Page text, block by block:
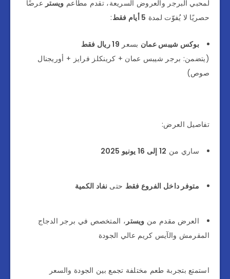
لمحبي البرجر والعروض السريعة، تقدم مطاعم ويستر عرضًا
حصريًا لا يُفوّت لمدة 5 أيام فقط :
بوكس شيبس عمان بسعر 19 ريال فقط
(يتضمن: برجر شيبس عمان + كرينكلز فرايز + أوريجنال
صوص)
تفاصيل العرض:
ساري من 12 إلى 16 يونيو 2025
متوفر داخل الفروع فقط حتى نفاد الكمية
العرض مقدم من ويستر ، المتخصص في برجر الدجاج
المقرمش والآيس كريم عالي الجودة
استمتع بتجربة طعم مختلفة تجمع بين الجودة والسعر